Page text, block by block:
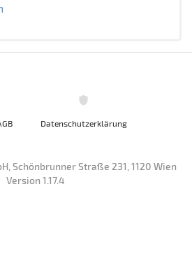
Datenschutzerklärung
Schönbrunner Straße 231, 1120 Wien
Version 1.17.4